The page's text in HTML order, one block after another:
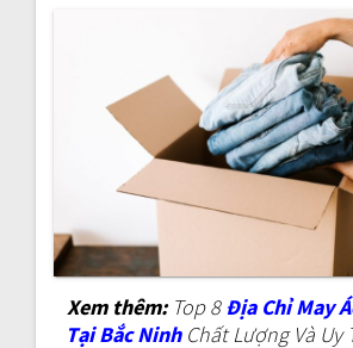
Xem thêm:Top 8 Địa Chỉ May
Tại Bắc Ninh Chất Lượng Và